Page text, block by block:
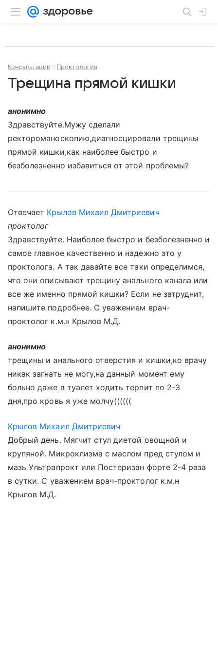
Консультации Проктология
Трещина прямой кишки
анонимно
Здравствуйте.Мужу сделали
ректороманоскопию,диагносцировали трещины
прямой кишки,как наиболее быстро и
безболезненно избавиться от этой проблемы?
Отвечает Крылов Михаил Дмитриевич
проктолог
Здравствуйте. Наиболее быстро и безболезненно и
самое главное качественно и надежно это у
проктолога. А так давайте все таки определимся,
что они описывают трещину анального канала или
все же именно прямой кишки? Если не затруднит,
напишите подробнее. С уважением врач-
проктолог к.м.н Крылов М.Д.
анонимно
трещины и анального отверстия и кишки,ко врачу
никак загнать не могу,на данный момент ему
больно даже в туалет ходить терпит по 2-3
дня,про кровь я уже молчу((((((
Крылов Михаил Дмитриевич
Добрый день. Мягчит стул диетой овощной и
крупяной. Микроклизма с маслом пред стулом и
мазь Ультрапрокт или Постеризан форте 2-4 раза
в сутки. С уважением врач-проктолог к.м.н
Крылов М.Д.